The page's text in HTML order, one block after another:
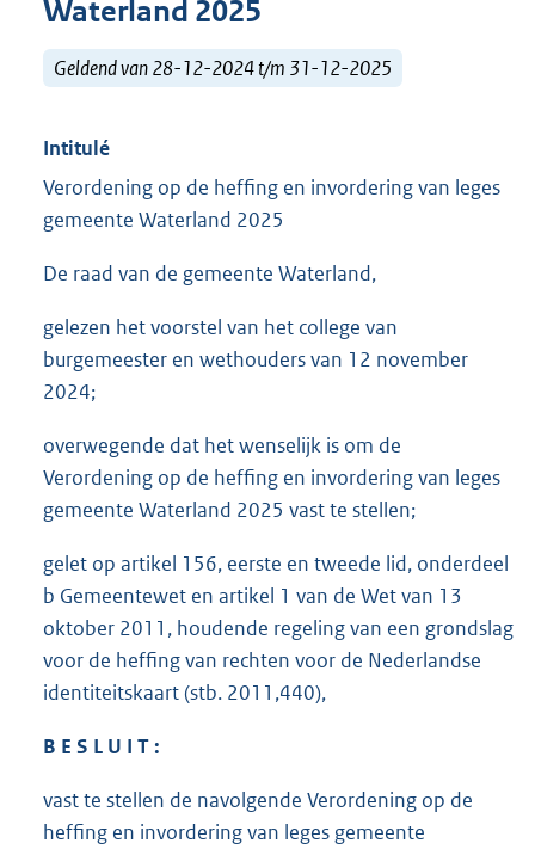
Waterland 2025
Geldend van 28-12-2024 t/m 31-12-2025
Intitulé
Verordening op de heffing en invordering van leges
gemeente Waterland 2025
De raad van de gemeente Waterland,
gelezen het voorstel van het college van
burgemeester en wethouders van 12 november
2024;
overwegende dat het wenselijk is om de
Verordening op de heffing en invordering van leges
gemeente Waterland 2025 vast te stellen;
gelet op artikel 156, eerste en tweede lid, onderdeel
b Gemeentewet en artikel 1 van de Wet van 13
oktober 2011, houdende regeling van een grondslag
voor de heffing van rechten voor de Nederlandse
identiteitskaart (stb. 2011,440),
B E S L U I T :
vast te stellen de navolgende Verordening op de
heffing en invordering van leges gemeente